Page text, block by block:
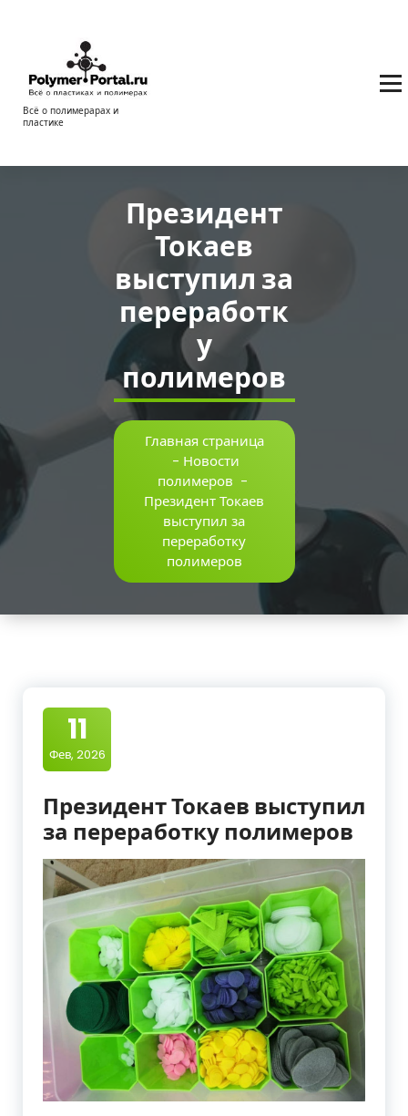
содержимому
Всё о полимерарах и
пластике
Президент
Токаев
выступил за
переработк
у
полимеров
Главная страница
- Новости
полимеров -
Президент Токаев
выступил за
переработку
полимеров
11
Фев, 2026
Президент Токаев выступил
за переработку полимеров